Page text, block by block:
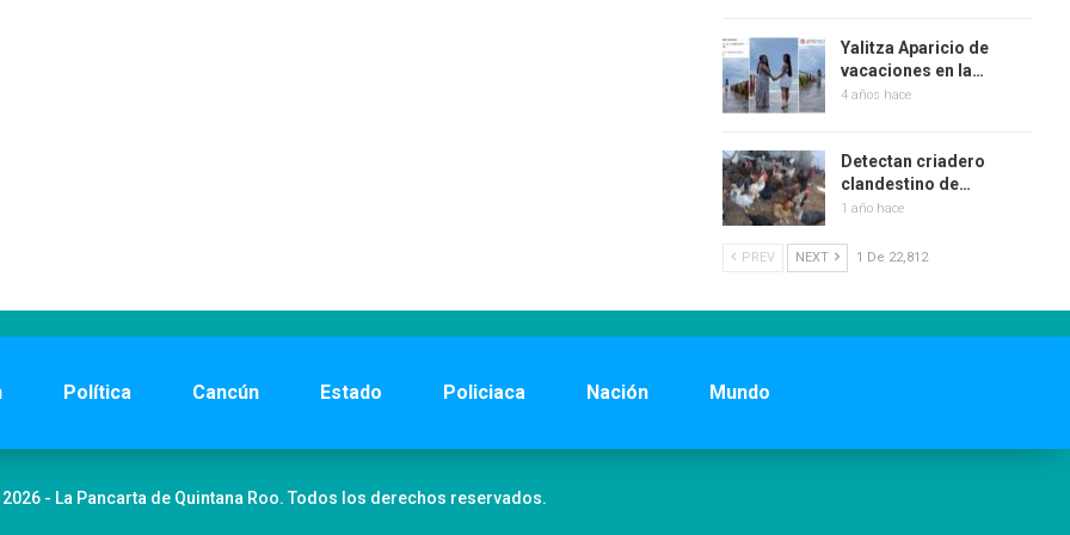
Yalitza Aparicio de
vacaciones en la…
4 años hace
Detectan criadero
clandestino de…
1 año hace
PREV NEXT 1 De 22,812
Política Cancún Estado Policiaca Nación Mundo
- La Pancarta de Quintana Roo. Todos los derechos reservados.